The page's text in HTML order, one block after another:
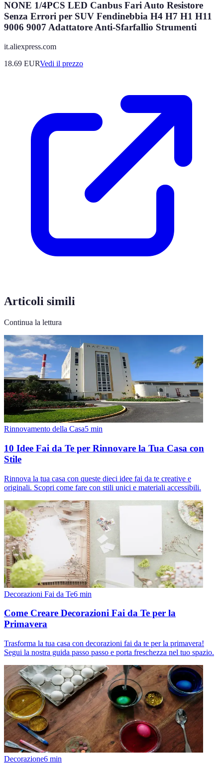
NONE 1/4PCS LED Canbus Fari Auto Resistore
Senza Errori per SUV Fendinebbia H4 H7 H1 H11
9006 9007 Adattatore Anti-Sfarfallio Strumenti
it.aliexpress.com
18.69 EURVedi il prezzo
Articoli simili
Continua la lettura
Rinnovamento della Casa5 min
10 Idee Fai da Te per Rinnovare la Tua Casa con
Stile
Rinnova la tua casa con queste dieci idee fai da te creative e
originali. Scopri come fare con stili unici e materiali accessibili.
Decorazioni Fai da Te6 min
Come Creare Decorazioni Fai da Te per la
Primavera
Trasforma la tua casa con decorazioni fai da te per la primavera!
Segui la nostra guida passo passo e porta freschezza nel tuo spazio.
Decorazione6 min